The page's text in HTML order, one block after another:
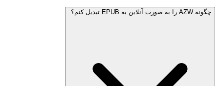
چگونه AZW را به صورت آنلاین به EPUB تبدیل کنم؟